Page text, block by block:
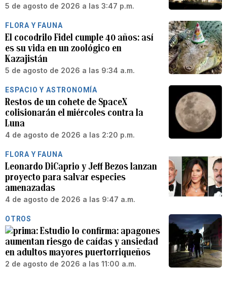
5 de agosto de 2026 a las 3:47 p.m.
FLORA Y FAUNA
El cocodrilo Fidel cumple 40 años: así
es su vida en un zoológico en
Kazajistán
5 de agosto de 2026 a las 9:34 a.m.
ESPACIO Y ASTRONOMÍA
Restos de un cohete de SpaceX
colisionarán el miércoles contra la
Luna
4 de agosto de 2026 a las 2:20 p.m.
FLORA Y FAUNA
Leonardo DiCaprio y Jeff Bezos lanzan
proyecto para salvar especies
amenazadas
4 de agosto de 2026 a las 9:47 a.m.
OTROS
Estudio lo confirma: apagones
aumentan riesgo de caídas y ansiedad
en adultos mayores puertorriqueños
2 de agosto de 2026 a las 11:00 a.m.